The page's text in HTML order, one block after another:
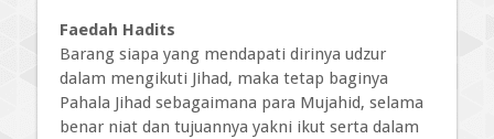
Faedah Hadits
Barang siapa yang mendapati dirinya udzur
dalam mengikuti Jihad, maka tetap baginya
Pahala Jihad sebagaimana para Mujahid, selama
benar niat dan tujuannya yakni ikut serta dalam